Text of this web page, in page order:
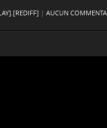
,[REDIFF] AUCUN